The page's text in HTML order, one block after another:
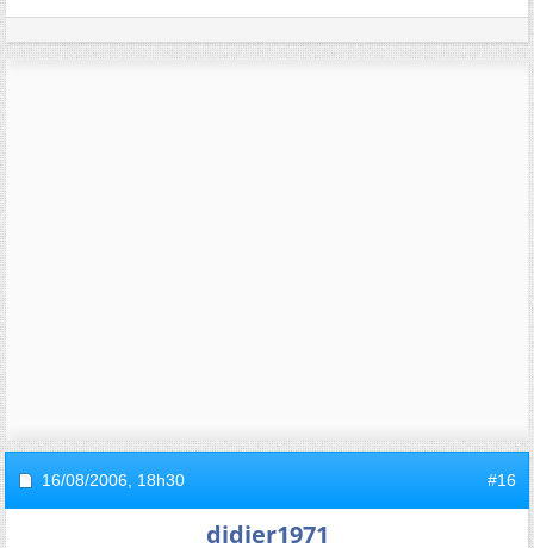
16/08/2006, 18h30 #16
didier1971